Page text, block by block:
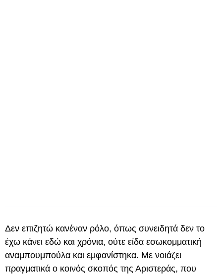
Δεν επιζητώ κανέναν ρόλο, όπως συνειδητά δεν το
έχω κάνει εδώ και χρόνια, ούτε είδα εσωκομματική
αναμπουμπούλα και εμφανίστηκα. Με νοιάζει
πραγματικά ο κοινός σκοπός της Αριστεράς, που